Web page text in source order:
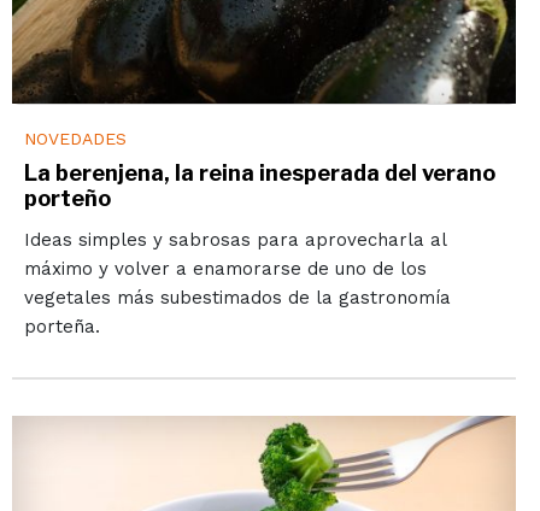
NOVEDADES
La berenjena, la reina inesperada del verano
porteño
Ideas simples y sabrosas para aprovecharla al
máximo y volver a enamorarse de uno de los
vegetales más subestimados de la gastronomía
porteña.